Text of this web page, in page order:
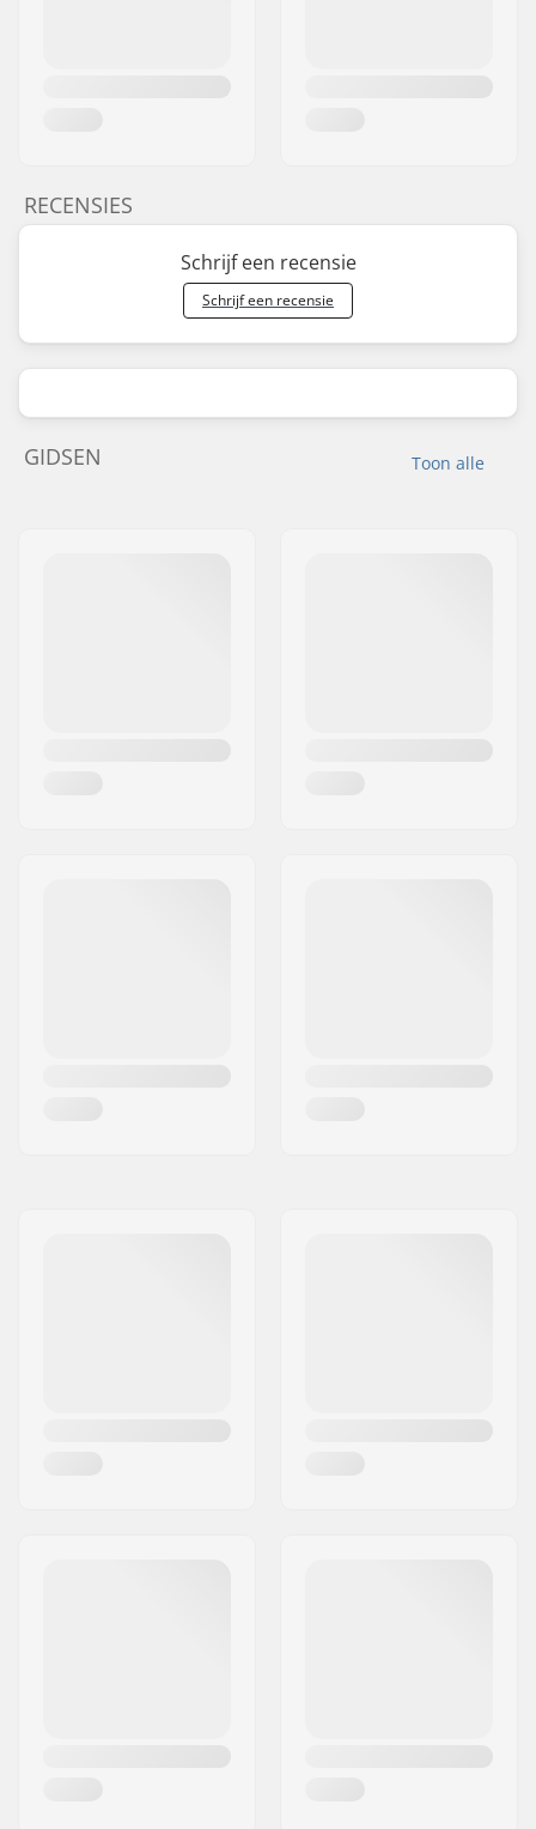
RECENSIES
Schrijf een recensie
Schrijf een recensie
Toon alle
GIDSEN